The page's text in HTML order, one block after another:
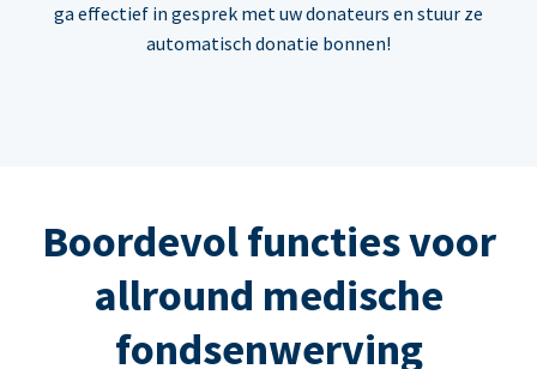
ga effectief in gesprek met uw donateurs en stuur ze
automatisch donatie bonnen!
Boordevol functies voor
allround medische
fondsenwerving